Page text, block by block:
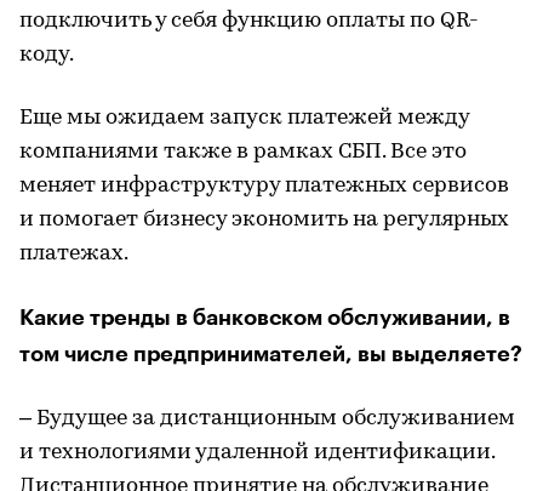
подключить у себя функцию оплаты по QR-
коду.
Еще мы ожидаем запуск платежей между
компаниями также в рамках СБП. Все это
меняет инфраструктуру платежных сервисов
и помогает бизнесу экономить на регулярных
платежах.
Какие тренды в банковском обслуживании, в
том числе предпринимателей, вы выделяете?
– Будущее за дистанционным обслуживанием
и технологиями удаленной идентификации.
Дистанционное принятие на обслуживание